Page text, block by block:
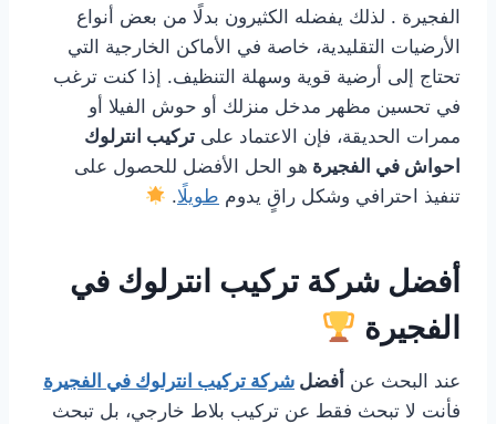
الفجيرة . لذلك يفضله الكثيرون بدلًا من بعض أنواع
الأرضيات التقليدية، خاصة في الأماكن الخارجية التي
تحتاج إلى أرضية قوية وسهلة التنظيف. إذا كنت ترغب
في تحسين مظهر مدخل منزلك أو حوش الفيلا أو
ممرات الحديقة، فإن الاعتماد على تركيب انترلوك
احواش في الفجيرة هو الحل الأفضل للحصول على
تنفيذ احترافي وشكل راقٍ يدوم طويلًا.
أفضل شركة تركيب انترلوك في
الفجيرة
عند البحث عن أفضل شركة تركيب انترلوك في الفجيرة
فأنت لا تبحث فقط عن تركيب بلاط خارجي، بل تبحث